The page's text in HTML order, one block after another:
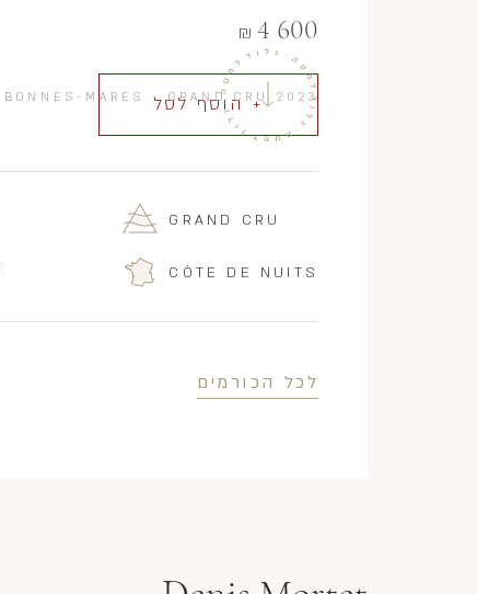
BONNES-MARES - GRAND CRU 2023
4 600
₪
+ הוסף לסל
GRAND CRU
CÔTE DE NUITS
לכל הכורמים